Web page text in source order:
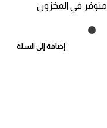
متوفر في المخزون
إضافة إلى السلة